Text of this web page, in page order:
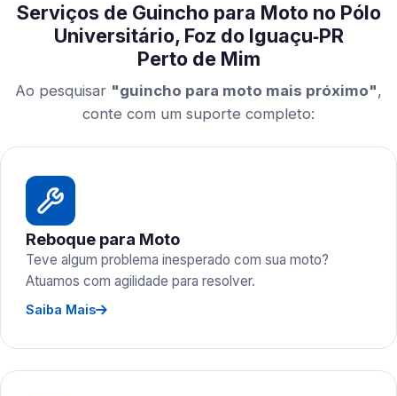
Serviços de Guincho para Moto no Pólo
Universitário, Foz do Iguaçu‑PR
Perto de Mim
Ao pesquisar "guincho para moto mais próximo",
conte com um suporte completo:
Reboque para Moto
Teve algum problema inesperado com sua moto?
Atuamos com agilidade para resolver.
Saiba Mais